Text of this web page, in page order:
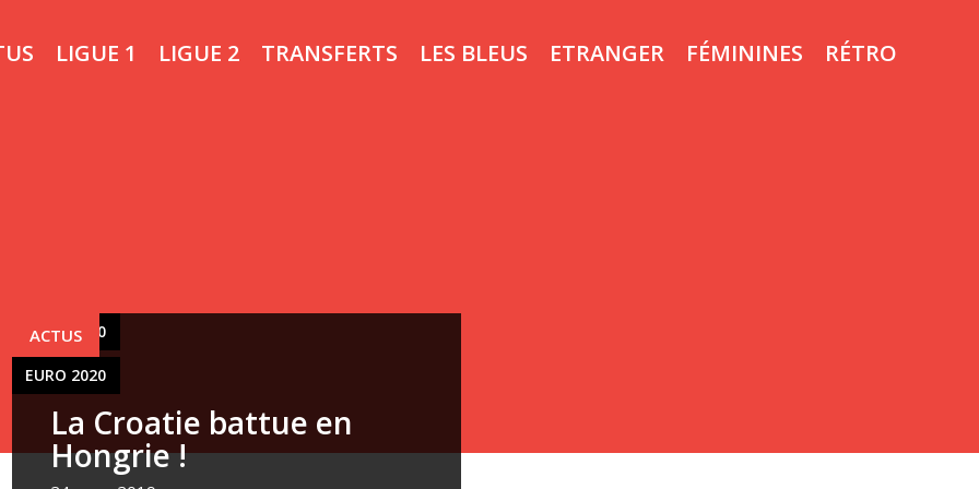
LIGUE 1 LIGUE 2 TRANSFERTS LES BLEUS ETRANGER FÉMININES RÉTRO
EURO 2020
ACTUS
EURO 2020
La Croatie battue en
Hongrie !